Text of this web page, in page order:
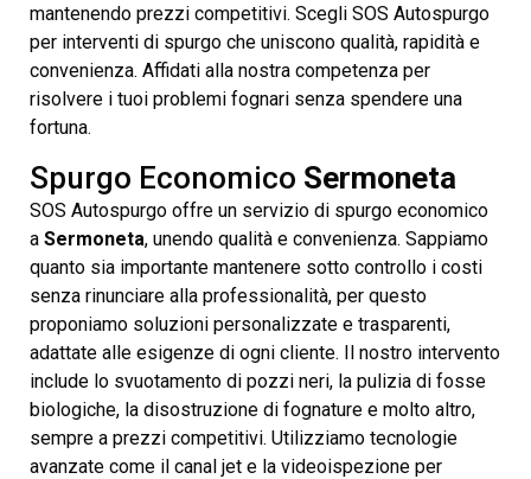
mantenendo prezzi competitivi. Scegli SOS Autospurgo
per interventi di spurgo che uniscono qualità, rapidità e
convenienza. Affidati alla nostra competenza per
risolvere i tuoi problemi fognari senza spendere una
fortuna.
Spurgo Economico Sermoneta
SOS Autospurgo offre un servizio di spurgo economico
a Sermoneta, unendo qualità e convenienza. Sappiamo
quanto sia importante mantenere sotto controllo i costi
senza rinunciare alla professionalità, per questo
proponiamo soluzioni personalizzate e trasparenti,
adattate alle esigenze di ogni cliente. Il nostro intervento
include lo svuotamento di pozzi neri, la pulizia di fosse
biologiche, la disostruzione di fognature e molto altro,
sempre a prezzi competitivi. Utilizziamo tecnologie
avanzate come il canal jet e la videoispezione per